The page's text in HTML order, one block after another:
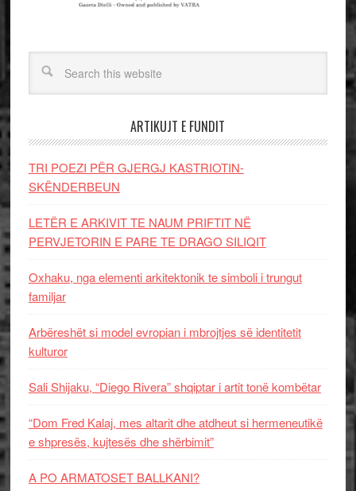
ARTIKUJT E FUNDIT
TRI POEZI PËR GJERGJ KASTRIOTIN-
SKËNDERBEUN
LETËR E ARKIVIT TE NAUM PRIFTIT NË
PERVJETORIN E PARE TE DRAGO SILIQIT
Oxhaku, nga elementi arkitektonik te simboli i trungut
familjar
Arbëreshët si model evropian i mbrojtjes së identitetit
kulturor
Sali Shijaku, “Diego Rivera” shqiptar i artit tonë kombëtar
“Dom Fred Kalaj, mes altarit dhe atdheut si hermeneutikë
e shpresës, kujtesës dhe shërbimit”
A PO ARMATOSET BALLKANI?